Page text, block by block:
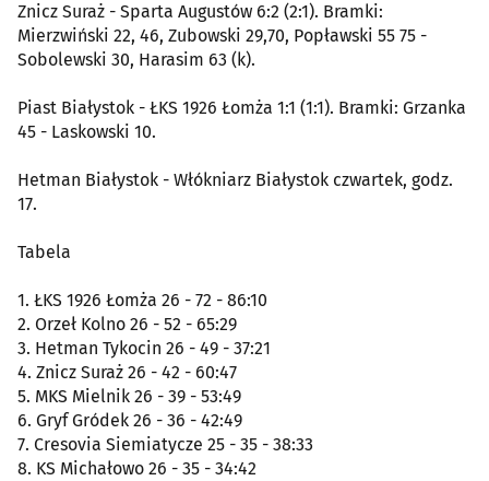
Znicz Suraż - Sparta Augustów 6:2 (2:1). Bramki:
Mierzwiński 22, 46, Zubowski 29,70, Popławski 55 75 -
Sobolewski 30, Harasim 63 (k).
Piast Białystok - ŁKS 1926 Łomża 1:1 (1:1). Bramki: Grzanka
45 - Laskowski 10.
Hetman Białystok - Włókniarz Białystok czwartek, godz.
17.
Tabela
1. ŁKS 1926 Łomża 26 - 72 - 86:10
2. Orzeł Kolno 26 - 52 - 65:29
3. Hetman Tykocin 26 - 49 - 37:21
4. Znicz Suraż 26 - 42 - 60:47
5. MKS Mielnik 26 - 39 - 53:49
6. Gryf Gródek 26 - 36 - 42:49
7. Cresovia Siemiatycze 25 - 35 - 38:33
8. KS Michałowo 26 - 35 - 34:42